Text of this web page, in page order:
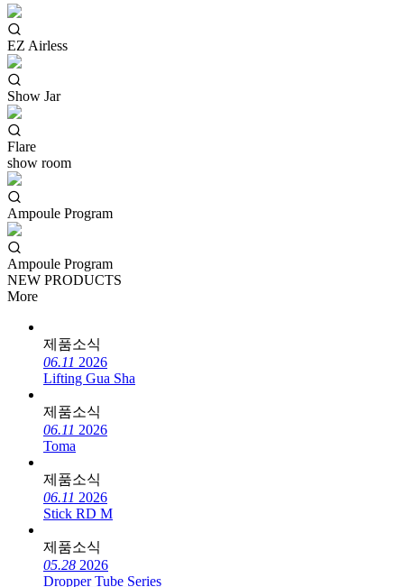
EZ Airless
Show Jar
Flare
show room
Ampoule Program
Ampoule Program
NEW PRODUCTS
More
제품소식
06.11 2026
Lifting Gua Sha
제품소식
06.11 2026
Toma
제품소식
06.11 2026
Stick RD M
제품소식
05.28 2026
Dropper Tube Series